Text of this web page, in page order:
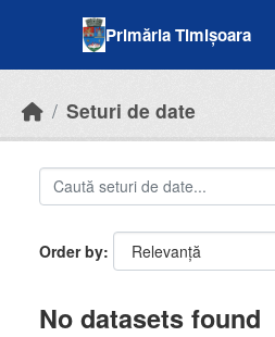
Primăria Timișoara
Seturi de date
Order by
No datasets found